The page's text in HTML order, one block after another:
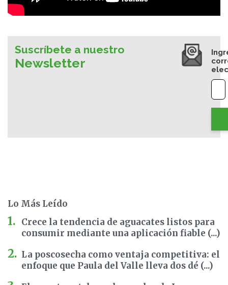
Suscríbete a nuestro
Newsletter
Lo Más Leído
Crece la tendencia de aguacates listos para
consumir mediante una aplicación fiable (...)
La poscosecha como ventaja competitiva: el
enfoque que Paula del Valle lleva dos dé (...)